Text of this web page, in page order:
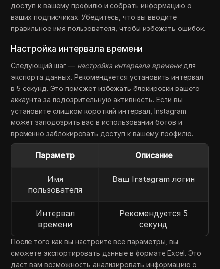
доступ к вашему профилю и собрать информацию о
ваших подписчиках. Убедитесь, что вы вводите
правильное имя пользователя, чтобы избежать ошибок.
Настройка интервала времени
Следующий шаг — настройка интервала временидля
экспорта данных. Рекомендуется установить интервал
в 5 секунд. Это поможет избежать блокировки вашего
аккаунта за подозрительную активность. Если вы
установите слишком короткий интервал, Instagram
может заподозрить вас в использовании ботов и
временно заблокировать доступ к вашему профилю.
Параметр Описание
Имя
пользователя
Ваш Instagram логин
Интервал
времени
Рекомендуется 5
секунд
После того как вы настроите все параметры, вы
сможете экспортировать данные в формате Excel. Это
даст вам возможность анализировать информацию о